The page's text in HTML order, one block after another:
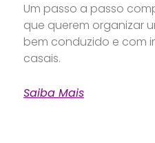
Um passo a passo
que querem organizar
bem conduzido e com
casais.
Saiba Mais